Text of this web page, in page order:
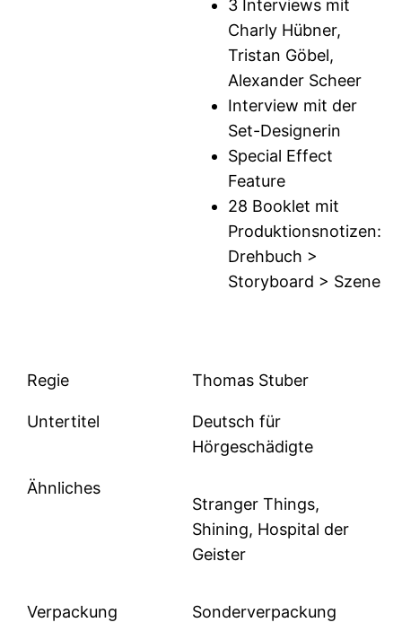
3 Interviews mit
Charly Hübner,
Tristan Göbel,
Alexander Scheer
Interview mit der
Set-Designerin
Special Effect
Feature
28 Booklet mit
Produktionsnotizen:
Drehbuch >
Storyboard > Szene
Regie Thomas Stuber
Untertitel
Deutsch für
Hörgeschädigte
Ähnliches
Stranger Things,
Shining, Hospital der
Geister
Verpackung Sonderverpackung